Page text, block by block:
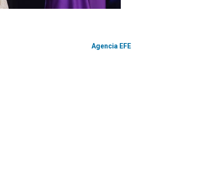
Agencia EFE